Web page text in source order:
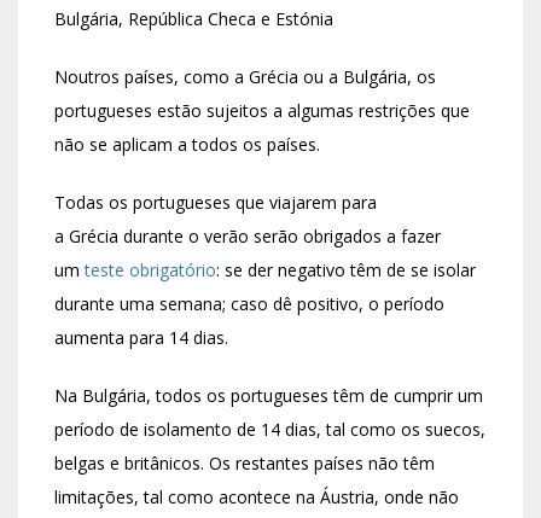
Bulgária, República Checa e Estónia
Noutros países, como a Grécia ou a Bulgária, os
portugueses estão sujeitos a algumas restrições que
não se aplicam a todos os países.
Todas os portugueses que viajarem para
a Grécia durante o verão serão obrigados a fazer
umteste obrigatório: se der negativo têm de se isolar
durante uma semana; caso dê positivo, o período
aumenta para 14 dias.
Na Bulgária, todos os portugueses têm de cumprir um
período de isolamento de 14 dias, tal como os suecos,
belgas e britânicos. Os restantes países não têm
limitações, tal como acontece na Áustria, onde não